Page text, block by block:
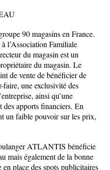
90 magasins en France.
l’Association Familiale
du magasin est un
du magasin. Le
de vente de bénéficier de
faire, une exclusivité des
ainsi qu’une
apports financiers. En
un faible pouvoir sur les prix,
ATLANTIS bénéficie
mais également de la bonne
place des spots publicitaires